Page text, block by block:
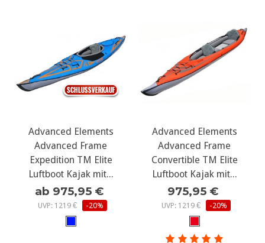
Advanced Elements
Advanced Frame
Expedition TM Elite
Luftboot Kajak mit...
ab 975,95 €
UVP: 1219 € -20%
Advanced Elements
Advanced Frame
Convertible TM Elite
Luftboot Kajak mit...
975,95 €
UVP: 1219 € -20%